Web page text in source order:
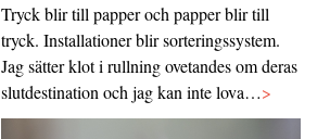
Tryck blir till papper och papper blir till
tryck. Installationer blir sorteringssystem.
Jag sätter klot i rullning ovetandes om deras
slutdestination och jag kan inte lova…>